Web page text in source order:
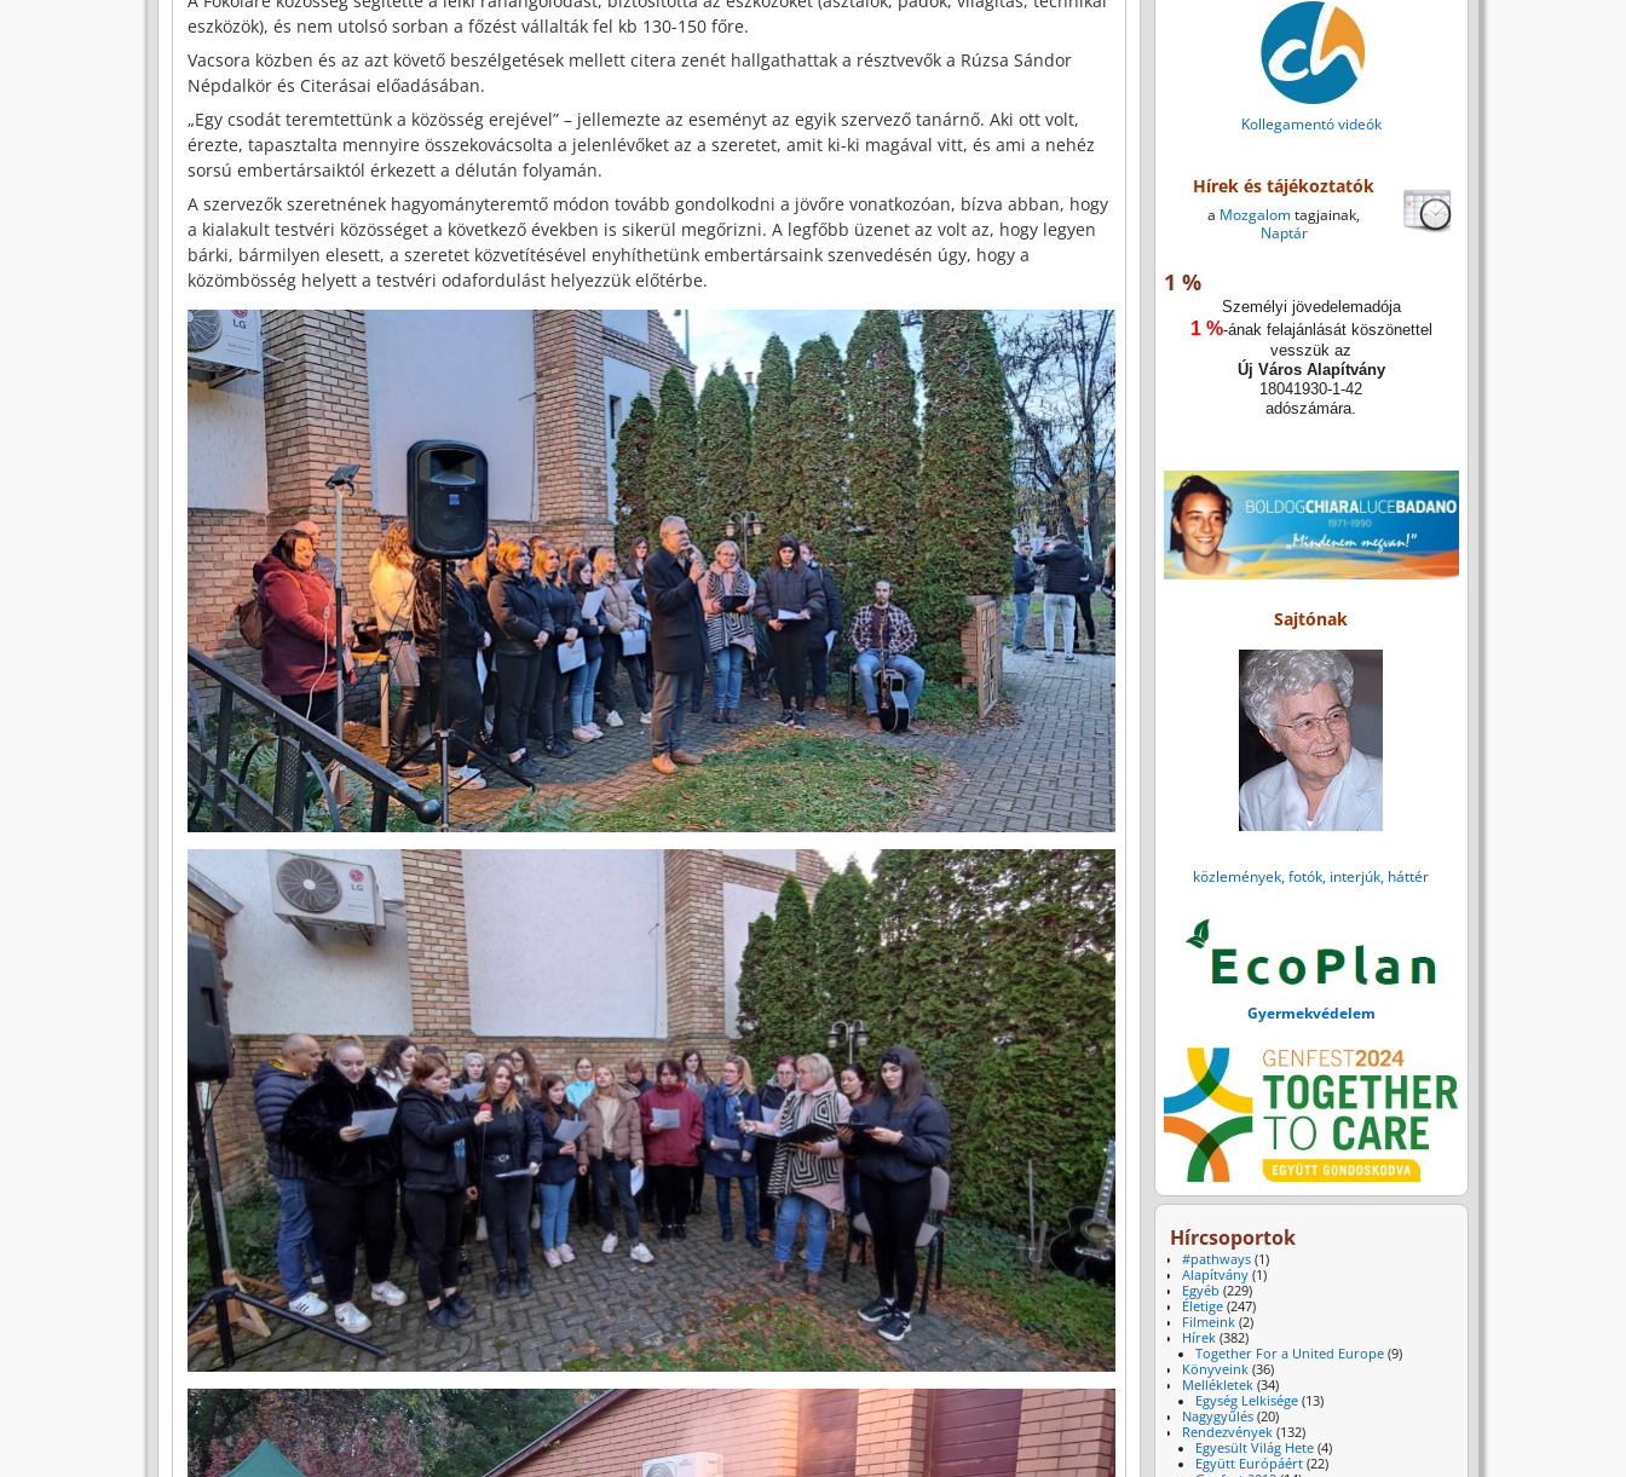
eszközök), és nem utolsó sorban a főzést vállalták fel kb 130-150 főre.
Vacsora közben és az azt követő beszélgetések mellett citera zenét hallgathattak a résztvevők a Rúzsa Sándor
Népdalkör és Citerásai előadásában.
„Egy csodát teremtettünk a közösség erejével” – jellemezte az eseményt az egyik szervező tanárnő. Aki ott volt,
érezte, tapasztalta mennyire összekovácsolta a jelenlévőket az a szeretet, amit ki-ki magával vitt, és ami a nehéz
sorsú embertársaiktól érkezett a délután folyamán.
A szervezők szeretnének hagyományteremtő módon tovább gondolkodni a jövőre vonatkozóan, bízva abban, hogy
a kialakult testvéri közösséget a következő években is sikerül megőrizni. A legfőbb üzenet az volt az, hogy legyen
bárki, bármilyen elesett, a szeretet közvetítésével enyhíthetünk embertársaink szenvedésén úgy, hogy a
közömbösség helyett a testvéri odafordulást helyezzük előtérbe.
Kollegamentó videók
Hírek és tájékoztatók
a Mozgalomtagjainak,
Naptár
1 %
Személyi jövedelemadója
1 %-ának felajánlását köszönettel
vesszük az
Új Város Alapítvány
18041930-1-42
adószámára.
Sajtónak
közlemények, fotók, interjúk, háttér
Gyermekvédelem
Hírcsoportok
#pathways (1)
Alapítvány (1)
Egyéb (229)
Életige (247)
Filmeink (2)
Hírek (382)
Together For a United Europe(9)
Könyveink (36)
Mellékletek (34)
Egység Lelkisége(13)
Nagygyűlés (20)
Rendezvények (132)
Egyesült Világ Hete(4)
Együtt Európáért(22)